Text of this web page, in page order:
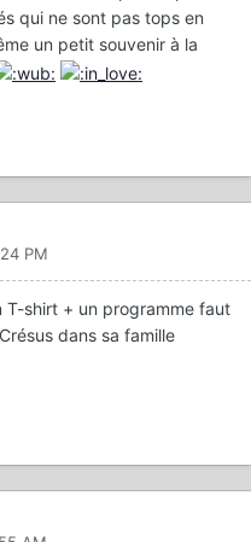
qui ne sont pas tops en
un petit souvenir à la
PM
T-shirt + un programme faut
dans sa famille